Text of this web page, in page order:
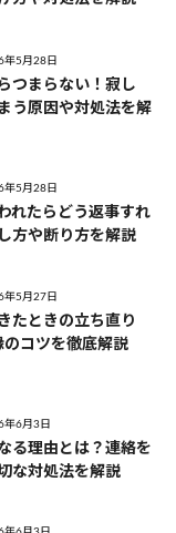
年5月28日
つまらない！寂し
う原因や対処法を解
年5月28日
れたらどう返事すれ
方や断り方を解説
年5月27日
たときの立ち直り
コツを徹底解説
年6月3日
る理由とは？連絡を
な対処法を解説